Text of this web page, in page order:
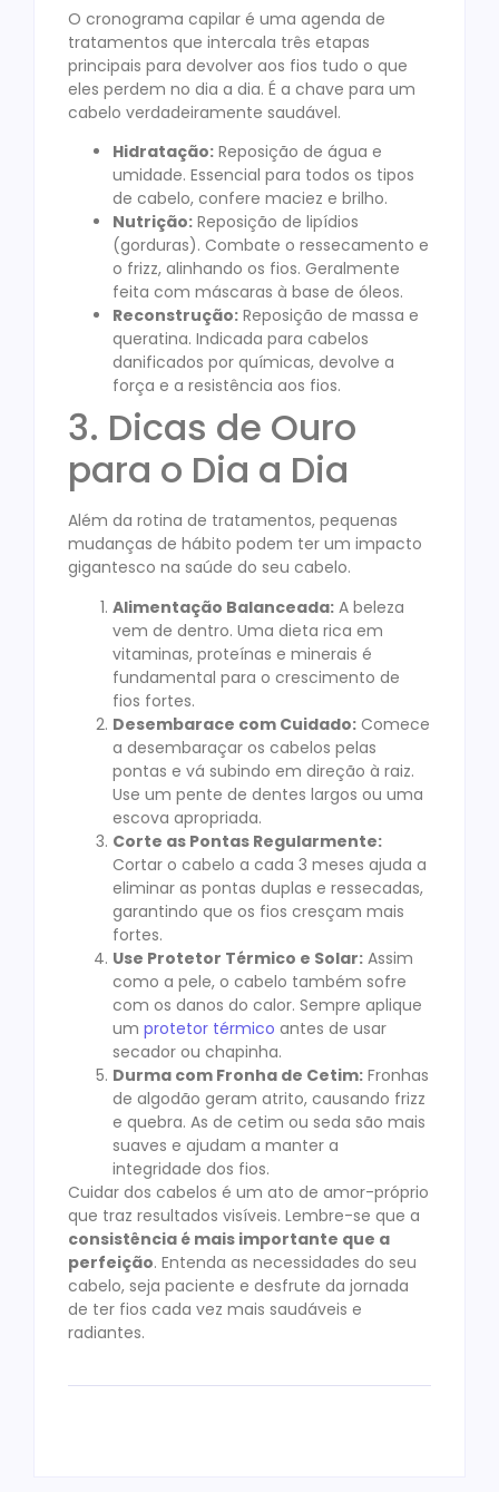
O cronograma capilar é uma agenda de
tratamentos que intercala três etapas
principais para devolver aos fios tudo o que
eles perdem no dia a dia. É a chave para um
cabelo verdadeiramente saudável.
Hidratação: Reposição de água e
umidade. Essencial para todos os tipos
de cabelo, confere maciez e brilho.
Nutrição: Reposição de lipídios
(gorduras). Combate o ressecamento e
o frizz, alinhando os fios. Geralmente
feita com máscaras à base de óleos.
Reconstrução: Reposição de massa e
queratina. Indicada para cabelos
danificados por químicas, devolve a
força e a resistência aos fios.
3. Dicas de Ouro
para o Dia a Dia
Além da rotina de tratamentos, pequenas
mudanças de hábito podem ter um impacto
gigantesco na saúde do seu cabelo.
Alimentação Balanceada: A beleza
vem de dentro. Uma dieta rica em
vitaminas, proteínas e minerais é
fundamental para o crescimento de
fios fortes.
Desembarace com Cuidado: Comece
a desembaraçar os cabelos pelas
pontas e vá subindo em direção à raiz.
Use um pente de dentes largos ou uma
escova apropriada.
Corte as Pontas Regularmente:
Cortar o cabelo a cada 3 meses ajuda a
eliminar as pontas duplas e ressecadas,
garantindo que os fios cresçam mais
fortes.
Use Protetor Térmico e Solar: Assim
como a pele, o cabelo também sofre
com os danos do calor. Sempre aplique
um protetor térmico antes de usar
secador ou chapinha.
Durma com Fronha de Cetim: Fronhas
de algodão geram atrito, causando frizz
e quebra. As de cetim ou seda são mais
suaves e ajudam a manter a
integridade dos fios.
Cuidar dos cabelos é um ato de amor-próprio
que traz resultados visíveis. Lembre-se que a
consistência é mais importante que a
perfeição. Entenda as necessidades do seu
cabelo, seja paciente e desfrute da jornada
de ter fios cada vez mais saudáveis e
radiantes.